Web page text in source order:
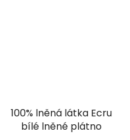
100% lněná látka Ecru
bílé lněné plátno